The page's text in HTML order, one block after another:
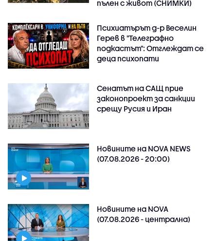
пълен с живот (СНИМКИ)
Психиатърът д-р Веселин
Герев в "Телеграфно
подкастът": Отглеждат се
деца психопати
Сенатът на САЩ прие
законопроект за санкции
срещу Русия и Иран
Новините на NOVA NEWS
(07.08.2026 - 20:00)
Новините на NOVA
(07.08.2026 - централна)